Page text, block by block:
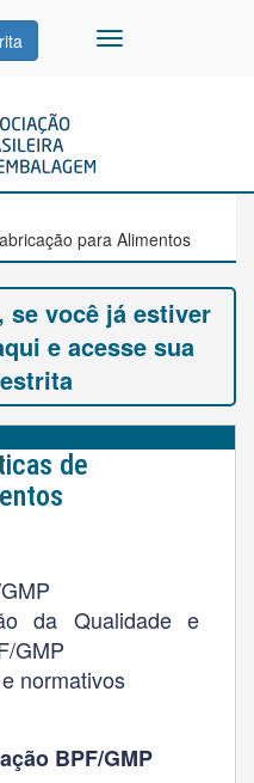
para Alimentos
se você já estiver
e acesse sua
de
da Qualidade e
GMP
normativos
BPF/GMP